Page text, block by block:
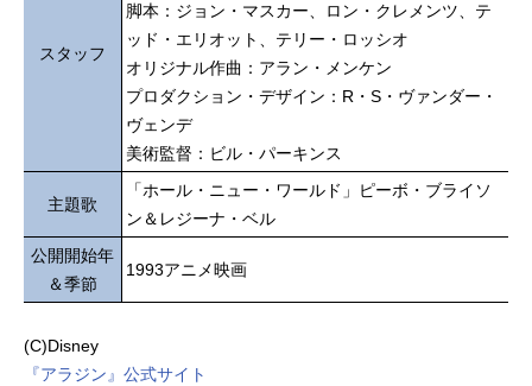
スタッフ
脚本：ジョン・マスカー、ロン・クレメンツ、テ
ッド・エリオット、テリー・ロッシオ
オリジナル作曲：アラン・メンケン
プロダクション・デザイン：R・S・ヴァンダー・
ヴェンデ
美術監督：ビル・パーキンス
主題歌
「ホール・ニュー・ワールド」ピーボ・ブライソ
ン＆レジーナ・ベル
公開開始年
＆季節
1993アニメ映画
(C)Disney
『アラジン』公式サイト